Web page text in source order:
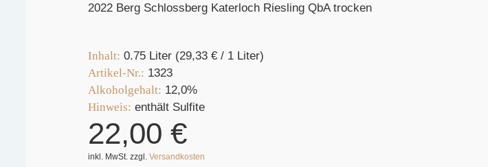
2022 Berg Schlossberg Katerloch Riesling QbA trocken
Inhalt: 0.75 Liter (29,33 € / 1 Liter)
Artikel-Nr.: 1323
Alkoholgehalt: 12,0%
Hinweis: enthält Sulfite
22,00 €
inkl. MwSt. zzgl. Versandkosten